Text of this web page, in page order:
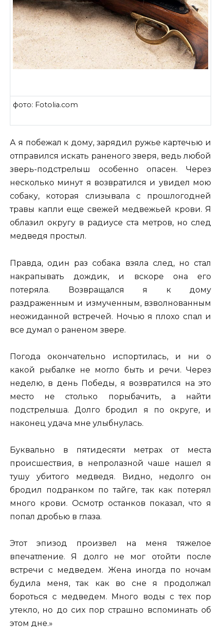
фото: Fotolia.com
А я побежал к дому, зарядил ружье картечью и
отправился искать раненого зверя, ведь любой
зверь-подстрелыш особенно опасен. Через
несколько минут я возвратился и увидел мою
собаку, которая слизывала с прошлогодней
травы капли еще свежей медвежьей крови. Я
облазил округу в радиусе ста метров, но след
медведя простыл.
Правда, один раз собака взяла след, но стал
накрапывать дождик, и вскоре она его
потеряла. Возвращался я к дому
раздраженным и измученным, взволнованным
неожиданной встречей. Ночью я плохо спал и
все думал о раненом звере.
Погода окончательно испортилась, и ни о
какой рыбалке не могло быть и речи. Через
неделю, в день Победы, я возвратился на это
место не столько порыбачить, а найти
подстрелыша. Долго бродил я по округе, и
наконец удача мне улыбнулась.
Буквально в пятидесяти метрах от места
происшествия, в непролазной чаше нашел я
тушу убитого медведя. Видно, недолго он
бродил подранком по тайге, так как потерял
много крови. Осмотр останков показал, что я
попал дробью в глаза.
Этот эпизод произвел на меня тяжелое
впечатление. Я долго не мог отойти после
встречи с медведем. Жена иногда по ночам
будила меня, так как во сне я продолжал
бороться с медведем. Много воды с тех пор
утекло, но до сих пор страшно вспоминать об
этом дне.»